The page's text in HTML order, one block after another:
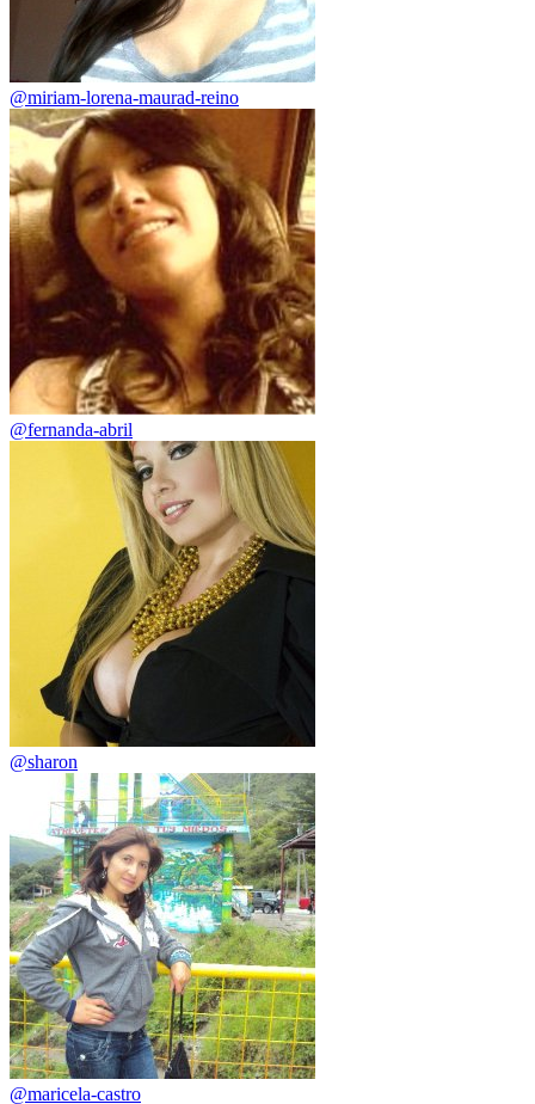
@miriam-lorena-maurad-reino
@fernanda-abril
@sharon
@maricela-castro